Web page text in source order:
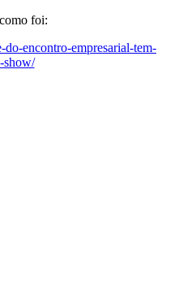
foi:
encontro-empresarial-tem-
show/